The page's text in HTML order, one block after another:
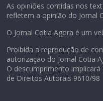
As opiniões contidas nos
refletem a opinião do Jornal
O Jornal Cotia Agora é um
Proibida a reprodução de
autorização do Jornal Cotia
O descumprimento
de Direitos Autorais 9610/98